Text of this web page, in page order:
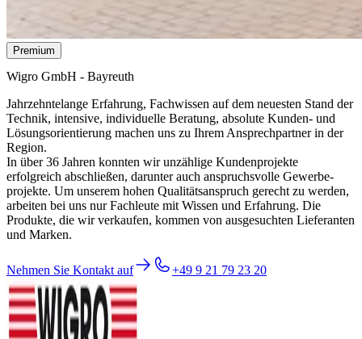
Premium
Wigro GmbH - Bayreuth
Jahrzehnte­lange Erfahrung, Fach­wissen auf dem neuesten Stand der
Technik, intensive, individuelle Beratung, absolute Kunden- und
Lösungs­orientierung machen uns zu Ihrem Ansprech­partner in der
Region.
In über 36 Jahren konnten wir unzählige Kunden­projekte
erfolgreich abschließen, darunter auch anspruchs­volle Gewerbe­
projekte. Um unserem hohen Qualitäts­anspruch gerecht zu werden,
arbeiten bei uns nur Fachleute mit Wissen und Erfahrung. Die
Produkte, die wir verkaufen, kommen von ausgesuchten Lieferanten
und Marken.
Nehmen Sie Kontakt auf +49 9 21 79 23 20